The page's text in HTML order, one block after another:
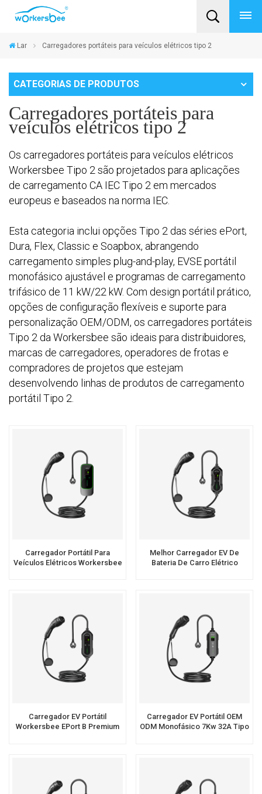
Lar Carregadores portáteis para veículos elétricos tipo 2
CATEGORIAS DE PRODUTOS
Carregadores portáteis para
veículos elétricos tipo 2
Os carregadores portáteis para veículos elétricos
Workersbee Tipo 2 são projetados para aplicações
de carregamento CA IEC Tipo 2 em mercados
europeus e baseados na norma IEC.
Esta categoria inclui opções Tipo 2 das séries ePort,
Dura, Flex, Classic e Soapbox, abrangendo
carregamento simples plug-and-play, EVSE portátil
monofásico ajustável e programas de carregamento
trifásico de 11 kW/22 kW. Com design portátil prático,
opções de configuração flexíveis e suporte para
personalização OEM/ODM, os carregadores portáteis
Tipo 2 da Workersbee são ideais para distribuidores,
marcas de carregadores, operadores de frotas e
compradores de projetos que estejam
desenvolvendo linhas de produtos de carregamento
portátil Tipo 2.
Carregador Portátil Para
Veículos Elétricos Workersbee
Melhor Carregador EV De
Bateria De Carro Elétrico
Carregador EV Portátil
Workersbee EPort B Premium
Carregador EV Portátil OEM
ODM Monofásico 7Kw 32A Tipo